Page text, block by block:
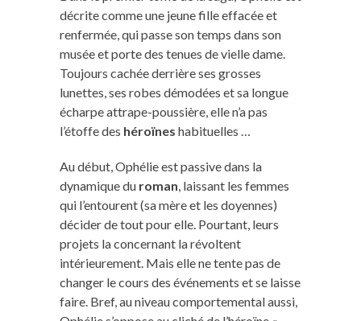
décrite comme une jeune fille effacée et
renfermée, qui passe son temps dans son
musée et porte des tenues de vielle dame.
Toujours cachée derrière ses grosses
lunettes, ses robes démodées et sa longue
écharpe attrape-poussière, elle n’a pas
l’étoffe des héroïnes habituelles …
Au début, Ophélie est passive dans la
dynamique du roman, laissant les femmes
qui l’entourent (sa mère et les doyennes)
décider de tout pour elle. Pourtant, leurs
projets la concernant la révoltent
intérieurement. Mais elle ne tente pas de
changer le cours des événements et se laisse
faire. Bref, au niveau comportemental aussi,